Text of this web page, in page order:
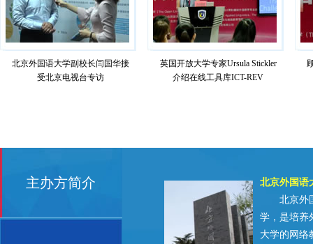
北京外国语大学副校长闫国华接
受北京电视台专访
英国开放大学专家Ursula Stickler
介绍在线工具库ICT-REV
主办方简介
北京外国语
北京外国
学，是培养
大学的网络